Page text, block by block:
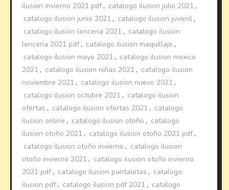
ilusion invierno 2021 pdf , catalogo ilusion julio 2021 ,
catalogo ilusion junio 2021 , catalogo ilusion juvenil ,
catalogo ilusion lenceria 2021 , catalogo ilusion
lenceria 2021 pdf , catalogo ilusion maquillaje ,
catalogo ilusion mayo 2021 , catalogo ilusion mexico
2021 , catalogo ilusion niñas 2021 , catalogo ilusion
noviembre 2021 , catalogo ilusion nuevo 2021 ,
catalogo ilusion octubre 2021 , catalogo ilusion
ofertas , catalogo ilusion ofertas 2021 , catalogo
ilusion online , catalogo ilusion otoño , catalogo
ilusion otoño 2021 , catalogo ilusion otoño 2021 pdf ,
catalogo ilusion otoño invierno , catalogo ilusion
otoño invierno 2021 , catalogo ilusion otoño invierno
2021 pdf , catalogo ilusion pantaletas , catalogo
ilusion pdf , catalogo ilusion pdf 2021 , catalogo